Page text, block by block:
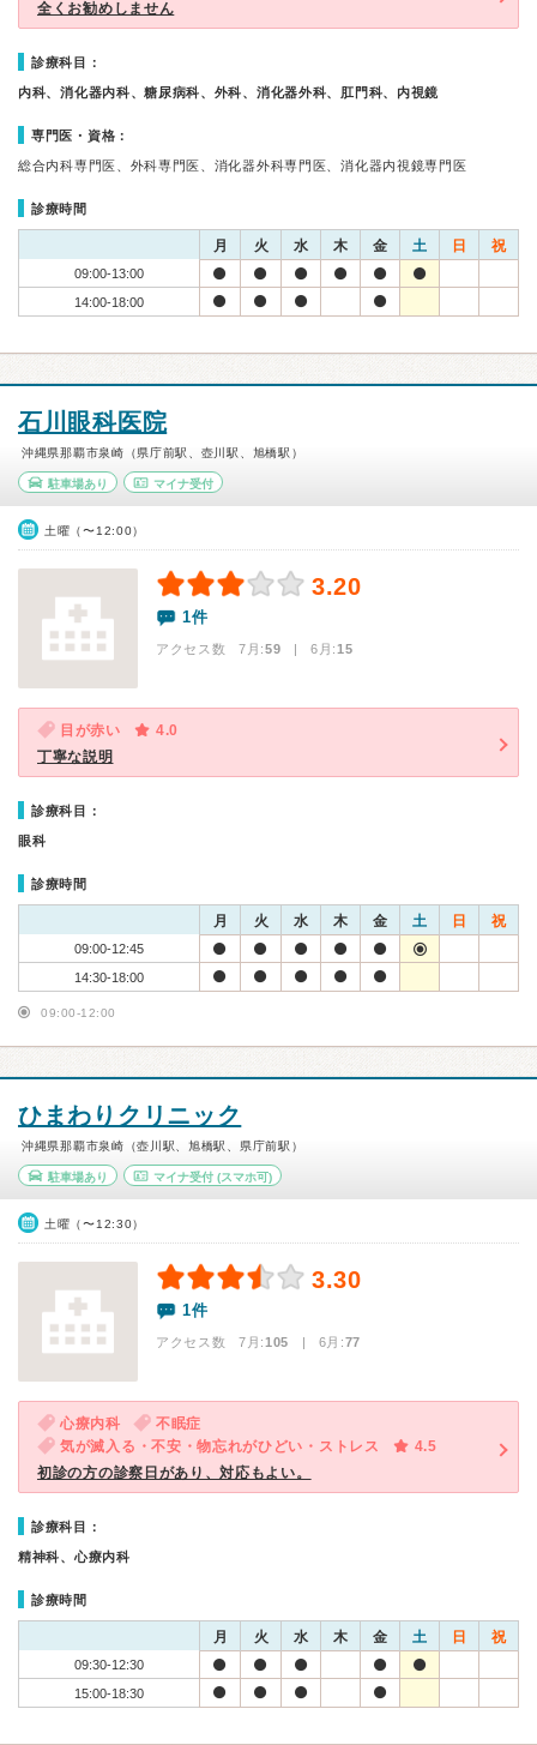
全くお勧めしません
診療科目：
内科、消化器内科、糖尿病科、外科、消化器外科、肛門科、内視鏡
専門医・資格：
総合内科専門医、外科専門医、消化器外科専門医、消化器内視鏡専門医
診療時間
月 火 水 木 金 土 日 祝
09:00-13:00
14:00-18:00
石川眼科医院
沖縄県那覇市泉崎（県庁前駅、壺川駅、旭橋駅）
駐車場あり マイナ受付
土曜（〜12:00）
3.20
1件
アクセス数 7月:59 | 6月:15
目が赤い
4.0
丁寧な説明
診療科目：
眼科
診療時間
月 火 水 木 金 土 日 祝
09:00-12:45
14:30-18:00
09:00-12:00
ひまわりクリニック
沖縄県那覇市泉崎（壺川駅、旭橋駅、県庁前駅）
駐車場あり マイナ受付(スマホ可)
土曜（〜12:30）
3.30
1件
アクセス数 7月:105 | 6月:77
心療内科
不眠症
気が滅入る・不安・物忘れがひどい・ストレス
4.5
初診の方の診察日があり、対応もよい。
診療科目：
精神科、心療内科
診療時間
月 火 水 木 金 土 日 祝
09:30-12:30
15:00-18:30